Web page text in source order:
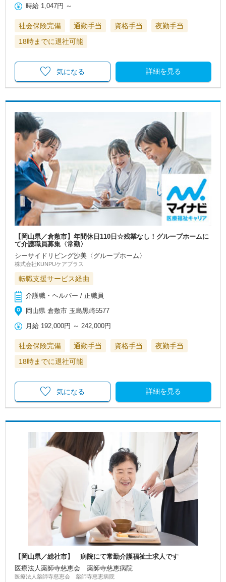
時給 1,047円 ～
社会保険完備 通勤手当 資格手当
夜勤手当
18時までに退社可能
詳細を見る
気になる
【岡山県／倉敷市】年間休日110日☆残業なし！グループホームに
て介護職員募集〈常勤〉
シーサイドリビング沙美〈グループホーム〉
株式会社KUNPUケアプラス
転職支援サービス経由
介護職・ヘルパー / 正職員
岡山県 倉敷市 玉島黒崎5577
月給 192,000円 ～242,000円
社会保険完備 通勤手当 資格手当
夜勤手当
18時までに退社可能
詳細を見る
気になる
【岡山県／総社市】 病院にて常勤介護福祉士求人です
医療法人薬師寺慈恵会 薬師寺慈恵病院
医療法人薬師寺慈恵会 薬師寺慈恵病院